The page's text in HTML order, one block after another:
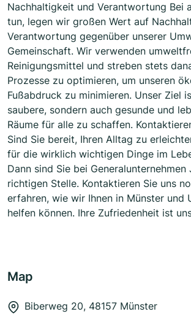
Nachhaltigkeit und Verantwortung Bei
tun, legen wir großen Wert auf
Verantwortung gegenüber unserer
Gemeinschaft. Wir verwenden
Reinigungsmittel und streben stets
Prozesse zu optimieren, um unseren
Fußabdruck zu minimieren. Unser Ziel
saubere, sondern auch gesunde und
Räume für alle zu schaffen.
Sind Sie bereit, Ihren Alltag zu
für die wirklich wichtigen Dinge im
Dann sind Sie bei Generalunternehmen
richtigen Stelle. Kontaktieren Sie uns
erfahren, wie wir Ihnen in Münster und
helfen können. Ihre Zufriedenheit ist
Map
Biberweg 20, 48157 Münster